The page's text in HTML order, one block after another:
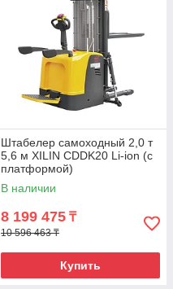
Штабелер самоходный 2,0 т
5,6 м XILIN CDDK20 Li-ion (с
платформой)
В наличии
8 199 475 ₸
10 596 463 ₸
Купить